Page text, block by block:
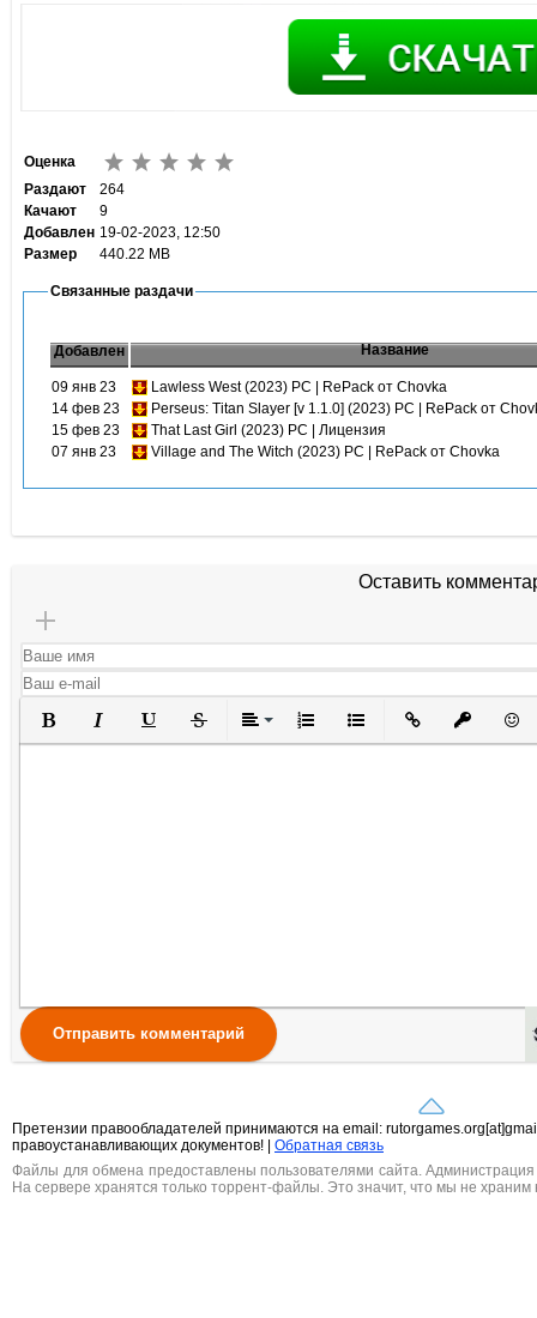
Оценка
Раздают
264
Качают
9
Добавлен 19-02-2023, 12:50
Размер
440.22 MB
Связанные раздачи
Добавлен Название
09 янв 23
Lawless West (2023) PC | RePack от Chovka
14 фев 23
Perseus: Titan Slayer [v 1.1.0] (2023) PC | RePack от
15 фев 23
That Last Girl (2023) PC | Лицензия
07 янв 23
Village and The Witch (2023) PC | RePack от Chovka
Оставить
Полужирный
КурсивПодчеркнутый
ЗачеркнутыйВыравнивание
Нумерованный список
Маркированный список
Вставить ссылку
Вставить
Отправить комментарий
Претензии правообладателей принимаются на email:
правоустанавливающих документов! |
Обратная связь
Файлы для обмена предоставлены пользователями сайта. Администрация
На сервере хранятся только торрент-файлы. Это значит, что мы не